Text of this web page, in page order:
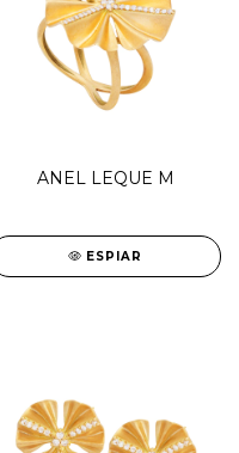
ANEL LEQUE M
ESPIAR